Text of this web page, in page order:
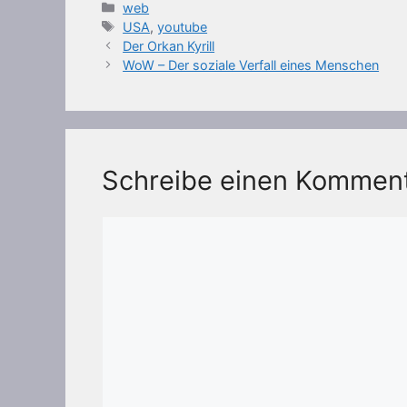
Kategorien
web
Schlagwörter
USA,youtube
Der Orkan Kyrill
WoW – Der soziale Verfall eines Menschen
Schreibe einen